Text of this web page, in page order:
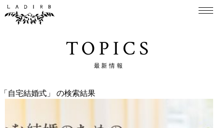
TOPICS
最新情報
「自宅結婚式」 の検索結果